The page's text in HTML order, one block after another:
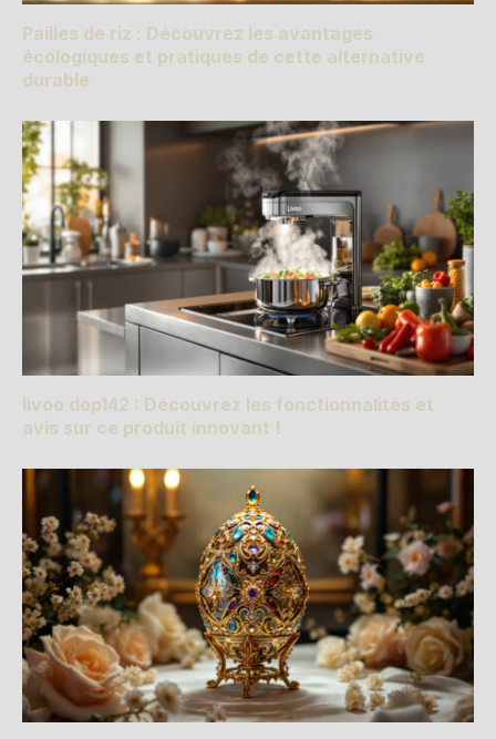
Pailles de riz : Découvrez les avantages
écologiques et pratiques de cette alternative
durable
livoo dop142 : Découvrez les fonctionnalités et
avis sur ce produit innovant !